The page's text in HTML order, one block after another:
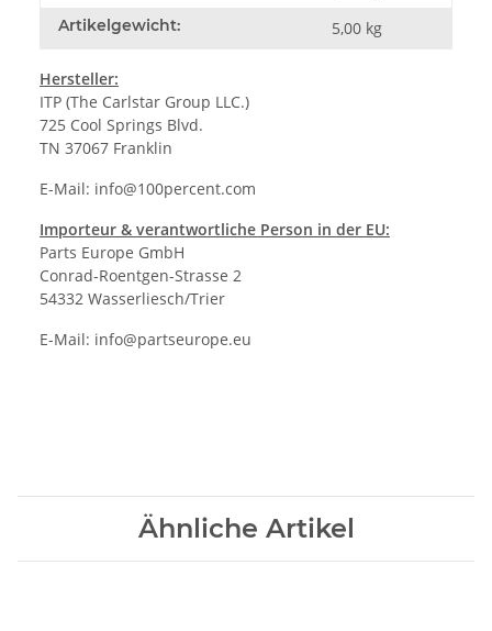
Artikelgewicht: 5,00 kg
Hersteller:
ITP (The Carlstar Group LLC.)
725 Cool Springs Blvd.
TN 37067 Franklin
E-Mail: info@100percent.com
Importeur & verantwortliche Person in der EU:
Parts Europe GmbH
Conrad-Roentgen-Strasse 2
54332 Wasserliesch/Trier
E-Mail: info@partseurope.eu
Ähnliche Artikel